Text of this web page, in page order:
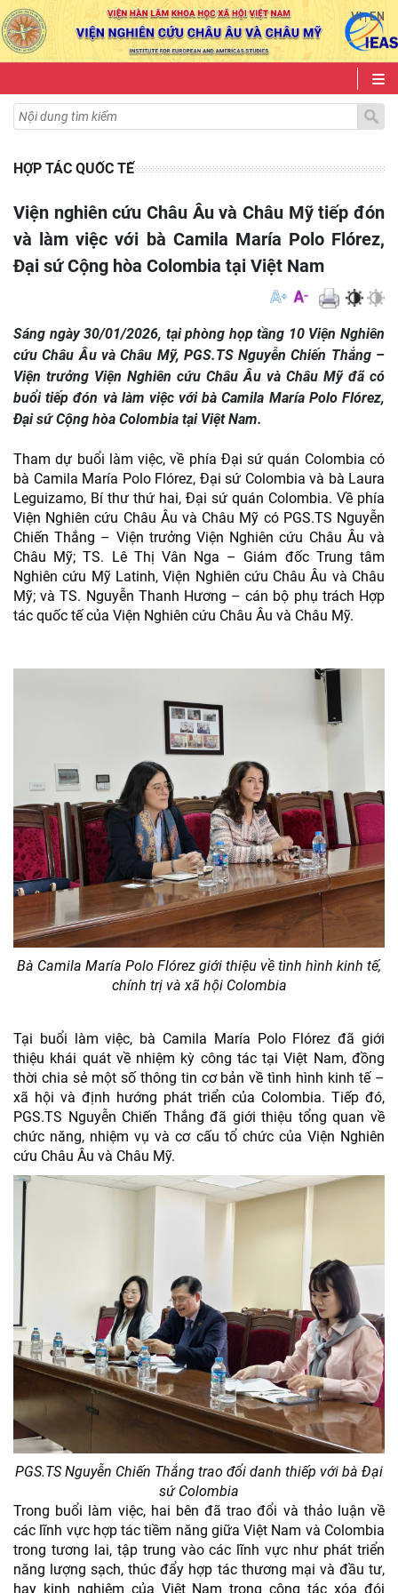
VI|EN
HỢP TÁC QUỐC TẾ
Viện nghiên cứu Châu Âu và Châu Mỹ tiếp đón
và làm việc với bà Camila María Polo Flórez,
Đại sứ Cộng hòa Colombia tại Việt Nam
Sáng ngày 30/01/2026, tại phòng họp tầng 10 Viện Nghiên
cứu Châu Âu và Châu Mỹ, PGS.TS Nguyễn Chiến Thắng –
Viện trưởng Viện Nghiên cứu Châu Âu và Châu Mỹ đã có
buổi tiếp đón và làm việc với bà Camila María Polo Flórez,
Đại sứ Cộng hòa Colombia tại Việt Nam.
Tham dự buổi làm việc, về phía Đại sứ quán Colombia có
bà Camila María Polo Flórez, Đại sứ Colombia và bà Laura
Leguizamo, Bí thư thứ hai, Đại sứ quán Colombia. Về phía
Viện Nghiên cứu Châu Âu và Châu Mỹ có PGS.TS Nguyễn
Chiến Thắng – Viện trưởng Viện Nghiên cứu Châu Âu và
Châu Mỹ; TS. Lê Thị Vân Nga – Giám đốc Trung tâm
Nghiên cứu Mỹ Latinh, Viện Nghiên cứu Châu Âu và Châu
Mỹ; và TS. Nguyễn Thanh Hương – cán bộ phụ trách Hợp
tác quốc tế của Viện Nghiên cứu Châu Âu và Châu Mỹ.
Bà Camila María Polo Flórez giới thiệu về tình hình kinh tế,
chính trị và xã hội Colombia
Tại buổi làm việc, bà Camila María Polo Flórez đã giới
thiệu khái quát về nhiệm kỳ công tác tại Việt Nam, đồng
thời chia sẻ một số thông tin cơ bản về tình hình kinh tế –
xã hội và định hướng phát triển của Colombia. Tiếp đó,
PGS.TS Nguyễn Chiến Thắng đã giới thiệu tổng quan về
chức năng, nhiệm vụ và cơ cấu tổ chức của Viện Nghiên
cứu Châu Âu và Châu Mỹ.
PGS.TS Nguyễn Chiến Thắng trao đổi danh thiếp với bà Đại
sứ Colombia
Trong buổi làm việc, hai bên đã trao đổi và thảo luận về
các lĩnh vực hợp tác tiềm năng giữa Việt Nam và Colombia
trong tương lai, tập trung vào các lĩnh vực như phát triển
năng lượng sạch, thúc đẩy hợp tác thương mại và đầu tư,
hay kinh nghiệm của Việt Nam trong công tác xóa đói